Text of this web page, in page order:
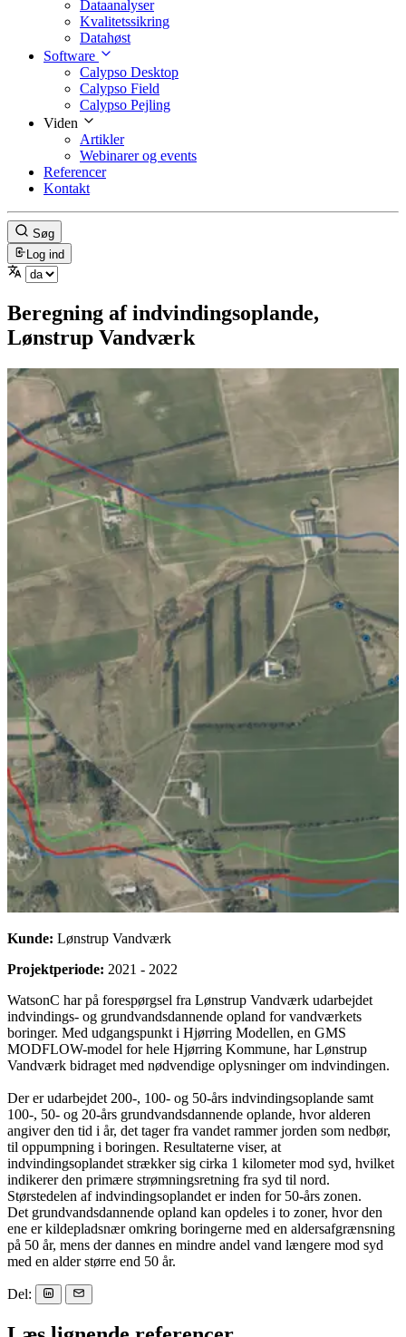
Dataanalyser
Kvalitetssikring
Datahøst
Software
Calypso Desktop
Calypso Field
Calypso Pejling
Viden
Artikler
Webinarer og events
Referencer
Kontakt
Søg
Log ind
Beregning af indvindingsoplande,
Lønstrup Vandværk
Kunde: Lønstrup Vandværk
Projektperiode: 2021 - 2022
WatsonC har på forespørgsel fra Lønstrup Vandværk udarbejdet
indvindings- og grundvandsdannende opland for vandværkets
boringer. Med udgangspunkt i Hjørring Modellen, en GMS
MODFLOW-model for hele Hjørring Kommune, har Lønstrup
Vandværk bidraget med nødvendige oplysninger om indvindingen.
Der er udarbejdet 200-, 100- og 50-års indvindingsoplande samt
100-, 50- og 20-års grundvandsdannende oplande, hvor alderen
angiver den tid i år, det tager fra vandet rammer jorden som nedbør,
til oppumpning i boringen. Resultaterne viser, at
indvindingsoplandet strækker sig cirka 1 kilometer mod syd, hvilket
indikerer den primære strømningsretning fra syd til nord.
Størstedelen af indvindingsoplandet er inden for 50-års zonen.
Det grundvandsdannende opland kan opdeles i to zoner, hvor den
ene er kildepladsnær omkring boringerne med en aldersafgrænsning
på 50 år, mens der dannes en mindre andel vand længere mod syd
med en alder større end 50 år.
Del: